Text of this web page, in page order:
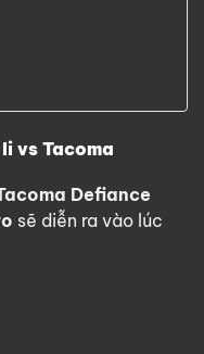
vs Tacoma
Defiance
sẽ diễn ra vào lúc